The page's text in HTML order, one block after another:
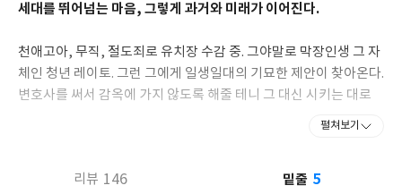
세대를 뛰어넘는 마음, 그렇게 과거와 미래가 이어진다.
천애고아, 무직, 절도죄로 유치장 수감 중. 그야말로 막장인생 그 자
체인 청년 레이토. 그런 그에게 일생일대의 기묘한 제안이 찾아온다.
변호사를 써서 감옥에 가지 않도록 해줄 테니 그 대신 시키는 대로
하라는 것. 제안을 받아들인 레이토 앞에 나타난 사람은 지금까지 존
른바 영험한 나무로, 많은 사람들이 기도를 하러 온다. 그러나 단순
펼쳐보기
리뷰 146 밑줄 5